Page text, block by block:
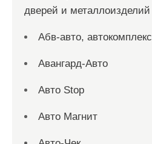
дверей и металлоизделий
Абв-авто, автокомплекс
Авангард-Авто
Авто Stop
Авто Магнит